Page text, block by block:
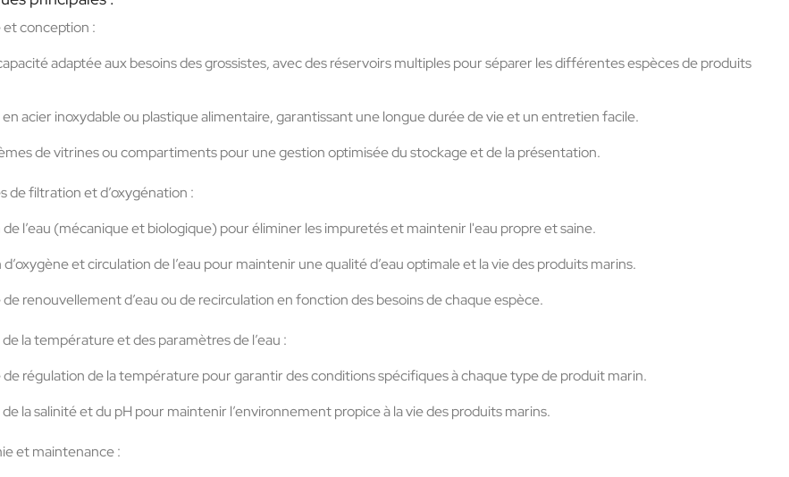
conception :
adaptée aux besoins des grossistes, avec des réservoirs multiples pour séparer les différentes espèces de produits
acier inoxydableou plastique alimentaire, garantissant une longue durée de vie et un entretien facile.
de vitrines ou compartimentspour une gestion optimisée du stockage et de la présentation.
de filtration et d’oxygénation :
l’eau (mécanique et biologique) pour éliminer les impuretés et maintenir l'eau propre et saine.
etcirculation de l’eau pour maintenir une qualité d’eau optimale et la vie des produits marins.
renouvellement d’eauou derecirculationen fonction des besoins de chaque espèce.
la température et des paramètres de l’eau :
régulation de la températurepour garantir des conditions spécifiques à chaque type de produit marin.
la salinité et du pHpour maintenir l’environnement propice à la vie des produits marins.
et maintenance :